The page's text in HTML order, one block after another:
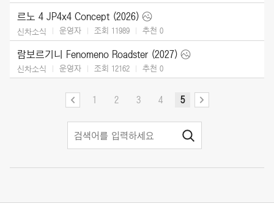
르노 4 JP4x4 Concept (2026)
신차소식 운영자 조회 11989 추천 0
람보르기니 Fenomeno Roadster (2027)
신차소식 운영자 조회 12162 추천 0
1 2 3 4 5